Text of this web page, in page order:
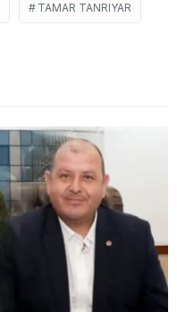
TAMAR TANRIYAR